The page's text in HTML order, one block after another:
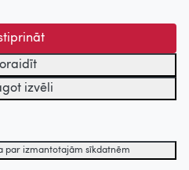
Kultūras informācijas sistēmu
Valsts
izvēli
par izmantotajām sīkdatnēm